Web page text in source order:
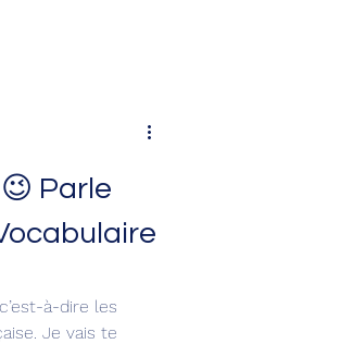
Parle
à-dire les
Je vais te